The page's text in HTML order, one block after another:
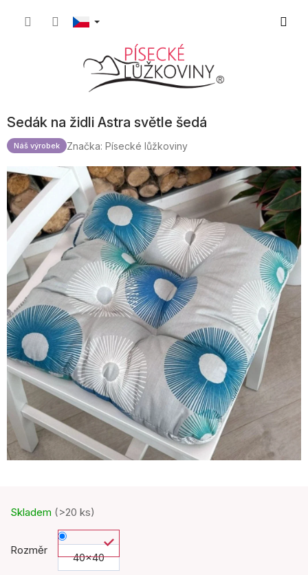
Sedák na židli Astra světle šedá
Náš výrobek Značka: Písecké lůžkoviny
Skladem (>20 ks)
Rozměr
40x40